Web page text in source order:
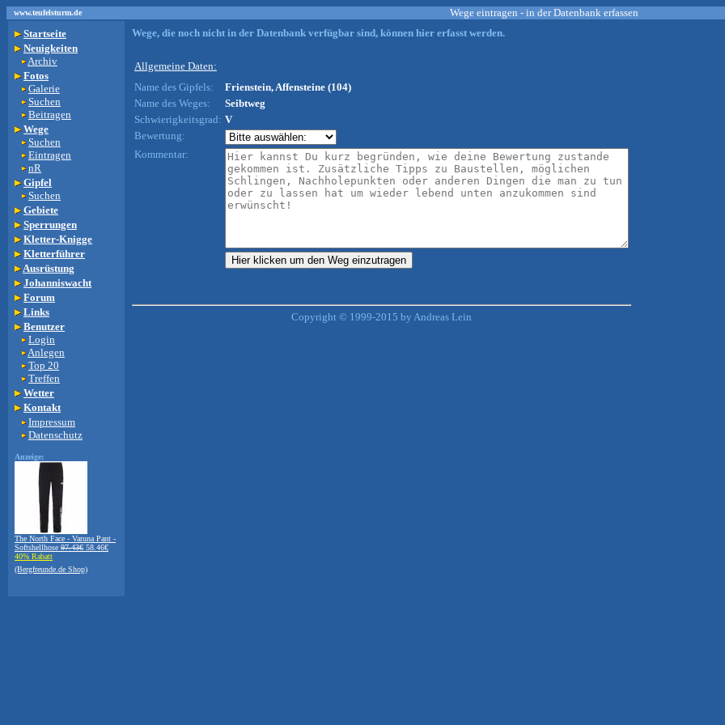
www.teufelsturm.de Wege eintragen - in der Datenbank erfassen
Startseite
Neuigkeiten
Archiv
Fotos
Galerie
Suchen
Beitragen
Wege
Suchen
Eintragen
nR
Gipfel
Suchen
Gebiete
Sperrungen
Kletter-Knigge
Kletterführer
Ausrüstung
Johanniswacht
Forum
Links
Benutzer
Login
Anlegen
Top 20
Treffen
Wetter
Kontakt
Impressum
Datenschutz
Anzeige:
The North Face - Varuna Pant -
Softshellhose 97.43€ 58.46€
40% Rabatt
(Bergfreunde.de Shop)
Wege, die noch nicht in der Datenbank verfügbar sind, können hier erfasst werden.
Allgemeine Daten:
Name des Gipfels:
Frienstein, Affensteine (104)
Name des Weges:
Seibtweg
Schwierigkeitsgrad: V
Bewertung:
Kommentar:
Copyright © 1999-2015 by Andreas Lein